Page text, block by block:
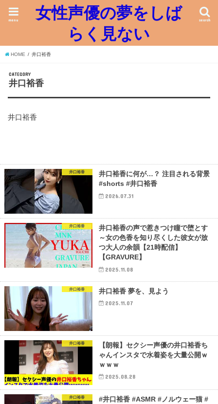
女性声優の夢をしば
らく見ない
search
menu
HOME 井口裕香
CATEGORY
井口裕香
井口裕香
井口裕香
井口裕香に何が…？ 注目される背景
#shorts #井口裕香
2026.07.31
井口裕香
井口裕香の声で惹きつけ瞳で堕とす
～女の色香を知り尽くした彼女が放
つ大人の余韻【21時配信】
【GRAVURE】
2025.11.08
井口裕香 井口裕香 夢を、見よう
2025.11.07
井口裕香
【朗報】セクシー声優の井口裕香ち
ゃんインスタで水着姿を大量公開ｗ
ｗｗｗ
2025.08.28
井口裕香
#井口裕香 #ASMR #ノルウェー猫 #